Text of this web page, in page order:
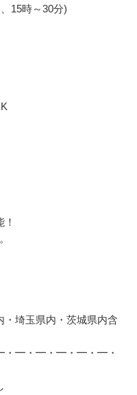
15時～30分)
埼玉県内・茨城県内含
━・━・━・━・━・